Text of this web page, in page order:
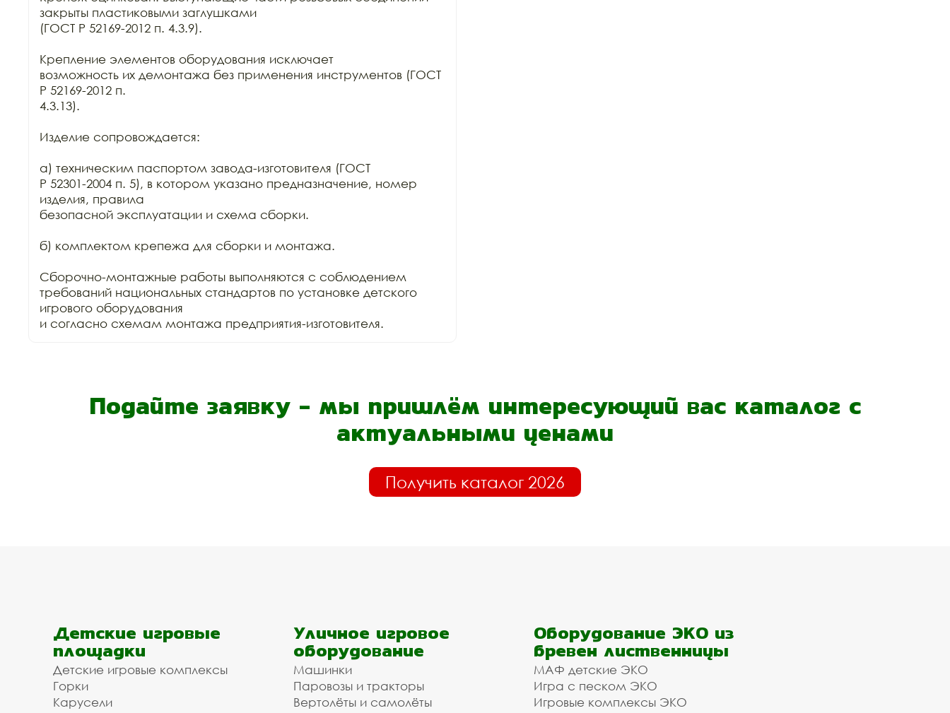
закрыты пластиковыми заглушками
(ГОСТ Р 52169-2012 п. 4.3.9).
Крепление элементов оборудования исключает
возможность их демонтажа без применения инструментов (ГОСТ
Р 52169-2012 п.
4.3.13).
Изделие сопровождается:
а) техническим паспортом завода-изготовителя (ГОСТ
Р 52301-2004 п. 5), в котором указано предназначение, номер
изделия, правила
безопасной эксплуатации и схема сборки.
б) комплектом крепежа для сборки и монтажа.
Сборочно-монтажные работы выполняются с соблюдением
требований национальных стандартов по установке детского
игрового оборудования
и согласно схемам монтажа предприятия-изготовителя.
Подайте заявку - мы пришлём интересующий вас каталог с
актуальными ценами
Получить каталог 2026
Детские игровые
площадки
Детские игровые комплексы
Горки
Карусели
Уличное игровое
оборудование
Машинки
Паровозы и тракторы
Вертолёты и самолёты
Оборудование ЭКО из
бревен лиственницы
МАФ детские ЭКО
Игра с песком ЭКО
Игровые комплексы ЭКО